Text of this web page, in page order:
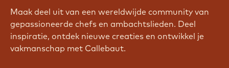
Maak deel uit van een wereldwijde community van
gepassioneerde chefs en ambachtslieden. Deel
inspiratie, ontdek nieuwe creaties en ontwikkel je
vakmanschap met Callebaut.